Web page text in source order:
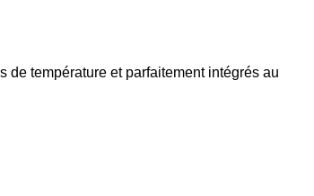
de température et parfaitement intégrés au